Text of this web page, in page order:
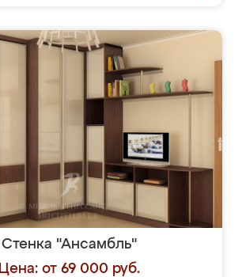
Стенка "Ансамбль"
Цена: от 69 000 руб.